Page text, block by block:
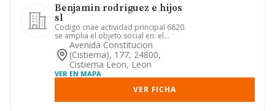
Benjamin rodriguez e hijos
sl
Codigo cnae actividad principal 6820.
se amplia el objeto social en: el
arrendamiento, compraventa ...
Avenida Constitucion
(cistierna), 177, 24800,
Cistierna Leon, Leon
VER EN MAPA
VER FICHA